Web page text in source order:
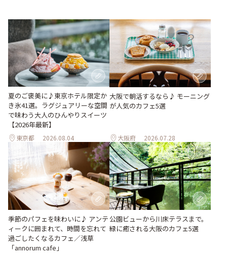
夏のご褒美に♪東京ホテル限定か
き氷41選。ラグジュアリーな空間
で味わう大人のひんやりスイーツ
【2026年最新】
東京都 2026.08.04
大阪で朝活するなら♪ モーニング
が人気のカフェ5選
大阪府 2026.07.28
季節のパフェを味わいに♪ アンテ
ィークに囲まれて、時間を忘れて
過ごしたくなるカフェ／浅草
「annorum cafe」
公園ビューから川床テラスまで。
緑に癒される大阪のカフェ5選